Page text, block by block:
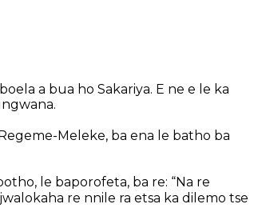
a bua ho Sakariya. E ne e le ka
Meleke, ba ena le batho ba
le baporofeta, ba re: “Na re
re nnile ra etsa ka dilemo tse